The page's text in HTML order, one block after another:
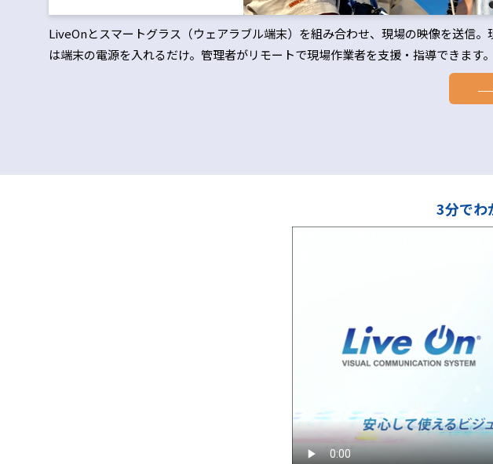
LiveOnとスマートグラス（ウェアラブル端末）を組み合わせ、現場の映像を送信。
は端末の電源を入れるだけ。管理者がリモートで現場作業者を支援・指導できます。
3分でわ